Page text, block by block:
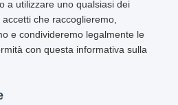
a utilizzare uno qualsiasi dei
che raccoglieremo,
e condivideremo legalmente le
con questa informativa sulla